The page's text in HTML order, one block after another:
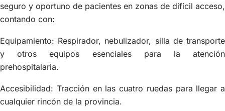
seguro y oportuno de pacientes en zonas de difícil acceso,
contando con:
Equipamiento: Respirador, nebulizador, silla de transporte
y otros equipos esenciales para la atención
prehospitalaria.
Accesibilidad: Tracción en las cuatro ruedas para llegar a
cualquier rincón de la provincia.